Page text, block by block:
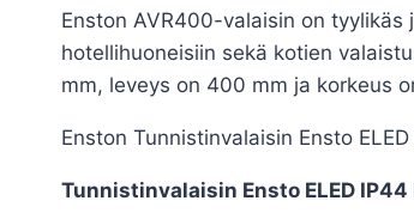
Enston AVR400-valaisin on
hotellihuoneisiin sekä kotien
mm, leveys on 400 mm ja korkeus
Enston Tunnistinvalaisin Ensto
Tunnistinvalaisin Ensto ELED IP44